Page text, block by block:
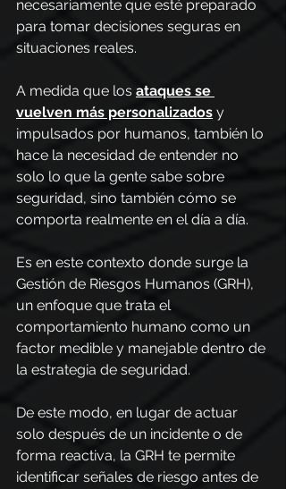
necesariamente que esté preparado
para tomar decisiones seguras en
situaciones reales.
A medida que los ataques se
vuelven más personalizados y
impulsados por humanos, también lo
hace la necesidad de entender no
solo lo que la gente sabe sobre
seguridad, sino también cómo se
comporta realmente en el día a día.
Es en este contexto donde surge la
Gestión de Riesgos Humanos (GRH),
un enfoque que trata el
comportamiento humano como un
factor medible y manejable dentro de
la estrategia de seguridad.
De este modo, en lugar de actuar
solo después de un incidente o de
forma reactiva, la GRH te permite
identificar señales de riesgo antes de